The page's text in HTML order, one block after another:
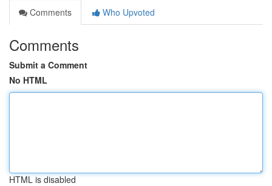
Comments
Who Upvoted
Comments
Submit a Comment
No HTML
HTML is disabled